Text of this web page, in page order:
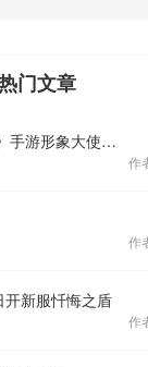
门文章
一切你说了算《征途》手游形象大使海选活动开启
作
作
开新服忏悔之盾
作